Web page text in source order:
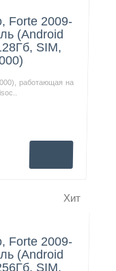
Forte 2009-
(Android
SIM,
работающая на
Хит
Forte 2009-
(Android
SIM,